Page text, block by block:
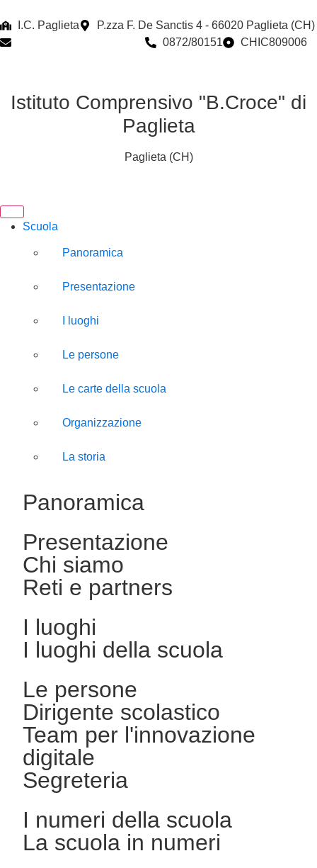
I.C. Paglieta
P.zza F. De Sanctis 4 - 66020 Paglieta (CH)
0872/80151 CHIC809006
Istituto Comprensivo "B.Croce" di
Paglieta
Paglieta (CH)
Scuola
Panoramica
Presentazione
I luoghi
Le persone
Le carte della scuola
Organizzazione
La storia
Panoramica
Presentazione
Chi siamo
Reti e partners
I luoghi
I luoghi della scuola
Le persone
Dirigente scolastico
Team per l'innovazione
digitale
Segreteria
I numeri della scuola
La scuola in numeri